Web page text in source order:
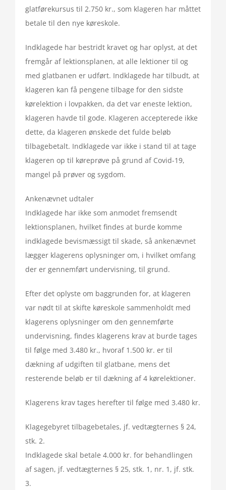
glatførekursus til 2.750 kr., som klageren har måttet
betale til den nye køreskole.
Indklagede har bestridt kravet og har oplyst, at det
fremgår af lektionsplanen, at alle lektioner til og
med glatbanen er udført. Indklagede har tilbudt, at
klageren kan få pengene tilbage for den sidste
kørelektion i lovpakken, da det var eneste lektion,
klageren havde til gode. Klageren accepterede ikke
dette, da klageren ønskede det fulde beløb
tilbagebetalt. Indklagede var ikke i stand til at tage
klageren op til køreprøve på grund af Covid-19,
mangel på prøver og sygdom.
Ankenævnet udtaler
Indklagede har ikke som anmodet fremsendt
lektionsplanen, hvilket findes at burde komme
indklagede bevismæssigt til skade, så ankenævnet
lægger klagerens oplysninger om, i hvilket omfang
der er gennemført undervisning, til grund.
Efter det oplyste om baggrunden for, at klageren
var nødt til at skifte køreskole sammenholdt med
klagerens oplysninger om den gennemførte
undervisning, findes klagerens krav at burde tages
til følge med 3.480 kr., hvoraf 1.500 kr. er til
dækning af udgiften til glatbane, mens det
resterende beløb er til dækning af 4 kørelektioner.
Klagerens krav tages herefter til følge med 3.480 kr.
Klagegebyret tilbagebetales, jf. vedtægternes § 24,
stk. 2.
Indklagede skal betale 4.000 kr. for behandlingen
af sagen, jf. vedtægternes § 25, stk. 1, nr. 1, jf. stk.
3.